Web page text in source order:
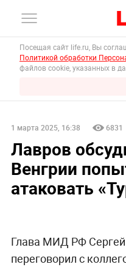
Посещая сайт life.ru, Вы
Политикой обработки
файлов cookie, указанных в
1 марта 2025, 16:38 6831
Лавров
Венгрии
атаковать
Глава МИД РФ
переговорил с